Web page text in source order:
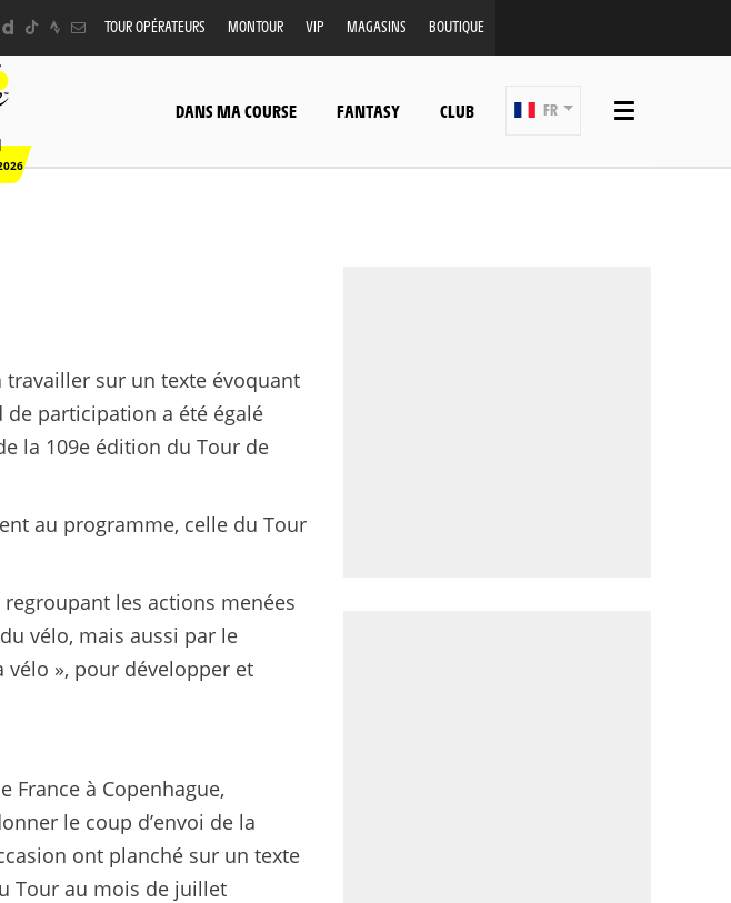
TOUR OPÉRATEURS MONTOUR VIP MAGASINS BOUTIQUE
DANS MA COURSE FANTASY CLUB FR
travailler sur un texte évoquant
de participation a été égalé
la 109e édition du Tour de
au programme, celle du Tour
regroupant les actions menées
vélo, mais aussi par le
vélo », pour développer et
France à Copenhague,
le coup d’envoi de la
ont planché sur un texte
Tour au mois de juillet